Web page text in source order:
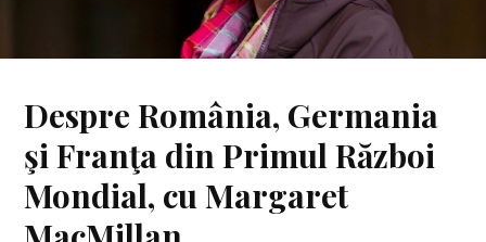
Despre România, Germania
şi Franţa din Primul Război
Mondial, cu Margaret